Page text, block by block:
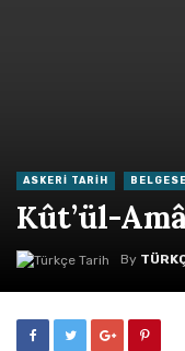
ASKERI TARIH
Kût’ül-
By